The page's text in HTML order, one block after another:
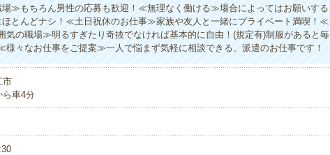
≫もちろん男性の応募も歓迎！≪無理なく働ける≫場合によってはお願いする
ほとんどナシ！≪土日祝休のお仕事≫家族や友人と一緒にプライベート満喫！≪
気の職場≫明るすぎたり奇抜でなければ基本的に自由！(規定有)制服があると毎
様々なお仕事をご提案≫一人で悩まず気軽に相談できる、派遣のお仕事です！
市
ら車4分